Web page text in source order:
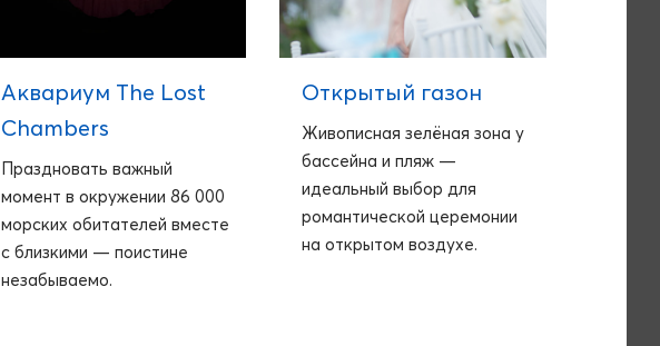
Аквариум The Lost
Chambers
Праздновать важный
момент в окружении 86 000
морских обитателей вместе
с близкими — поистине
незабываемо.
Открытый газон
Живописная зелёная зона у
бассейна и пляж —
идеальный выбор для
романтической церемонии
на открытом воздухе.